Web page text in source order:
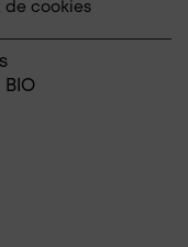
cookies
BIO